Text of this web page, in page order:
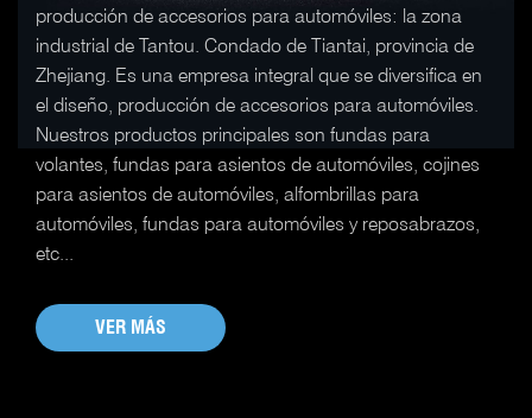
producción de accesorios para automóviles: la zona
industrial de Tantou. Condado de Tiantai, provincia de
Zhejiang. Es una empresa integral que se diversifica en
el diseño, producción de accesorios para automóviles.
Nuestros productos principales son fundas para
volantes, fundas para asientos de automóviles, cojines
para asientos de automóviles, alfombrillas para
automóviles, fundas para automóviles y reposabrazos,
etc...
VER MÁS